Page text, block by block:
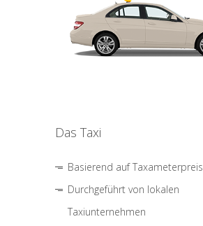
Das Taxi
Basierend auf Taxameterpreis
Durchgeführt von lokalen
Taxiunternehmen